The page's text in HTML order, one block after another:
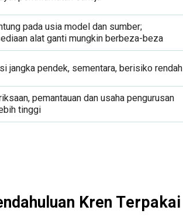
pada usia model dan sumber;
alat ganti mungkin berbeza-beza
jangka pendek, sementara, berisiko rendah
pemantauan dan usaha pengurusan
tinggi
Kren Terpakai